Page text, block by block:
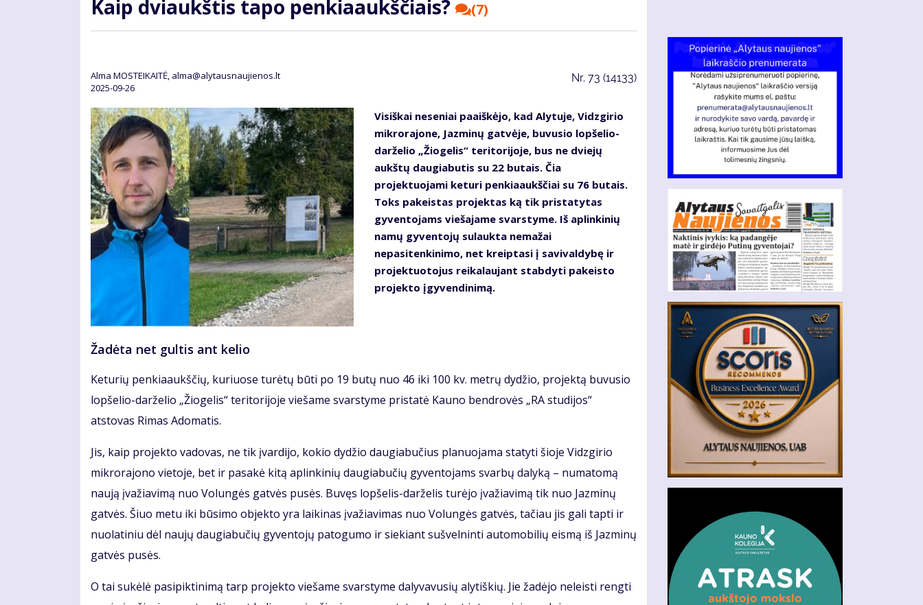
Kaip dviaukštis tapo penkiaaukščiais? (7)
Alma MOSTEIKAITĖ, alma@alytausnaujienos.lt
2025-09-26
Nr. 73 (14133)
Visiškai neseniai paaiškėjo, kad Alytuje, Vidzgirio
mikrorajone, Jazminų gatvėje, buvusio lopšelio-
darželio „Žiogelis“ teritorijoje, bus ne dviejų
aukštų daugiabutis su 22 butais. Čia
projektuojami keturi penkiaaukščiai su 76 butais.
Toks pakeistas projektas ką tik pristatytas
gyventojams viešajame svarstyme. Iš aplinkinių
namų gyventojų sulaukta nemažai
nepasitenkinimo, net kreiptasi į savivaldybę ir
projektuotojus reikalaujant stabdyti pakeisto
projekto įgyvendinimą.
Žadėta net gultis ant kelio
Keturių penkiaaukščių, kuriuose turėtų būti po 19 butų nuo 46 iki 100 kv. metrų dydžio, projektą buvusio
lopšelio-darželio „Žiogelis“ teritorijoje viešame svarstyme pristatė Kauno bendrovės „RA studijos“
atstovas Rimas Adomatis.
Jis, kaip projekto vadovas, ne tik įvardijo, kokio dydžio daugiabučius planuojama statyti šioje Vidzgirio
mikrorajono vietoje, bet ir pasakė kitą aplinkinių daugiabučių gyventojams svarbų dalyką – numatomą
naują įvažiavimą nuo Volungės gatvės pusės. Buvęs lopšelis-darželis turėjo įvažiavimą tik nuo Jazminų
gatvės. Šiuo metu iki būsimo objekto yra laikinas įvažiavimas nuo Volungės gatvės, tačiau jis gali tapti ir
nuolatiniu dėl naujų daugiabučių gyventojų patogumo ir siekiant sušvelninti automobilių eismą iš Jazminų
gatvės pusės.
O tai sukėlė pasipiktinimą tarp projekto viešame svarstyme dalyvavusių alytiškių. Jie žadėjo neleisti rengti